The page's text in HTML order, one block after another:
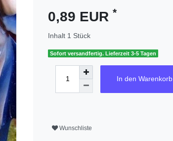
0,89 EUR *
Inhalt 1 Stück
Sofort versandfertig. Lieferzeit 3-5 Tagen
In den Warenkorb
Wunschliste